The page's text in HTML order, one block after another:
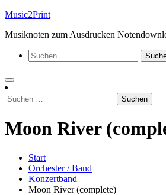
Zum
springen
Music2Print
Musiknoten zum Ausdrucken
Suchen
nach:
Suchen
nach:
Moon River
Start
Orchester / Band
Konzertband
Moon River (complete)